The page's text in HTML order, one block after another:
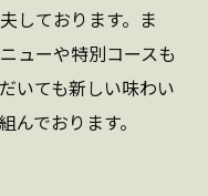
しております。ま
ューや特別コースも
いても新しい味わい
んでおります。